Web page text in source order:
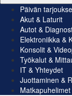
Päivän
Akut & Laturit
Autot &
Elektroniikka &
Konsolit &
Työkalut &
IT & Yhteydet
Juottaminen &